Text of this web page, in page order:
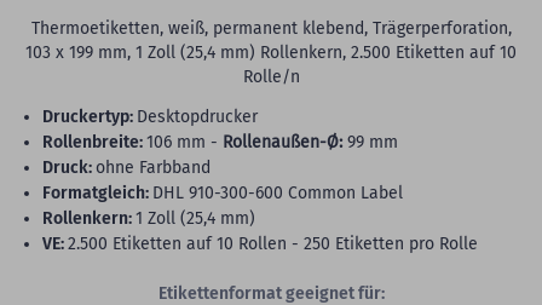
Thermoetiketten, weiß, permanent klebend, Trägerperforation,
103 x 199 mm, 1 Zoll (25,4 mm) Rollenkern, 2.500 Etiketten auf 10
Rolle/n
Druckertyp: Desktopdrucker
Rollenbreite:106 mm - Rollenaußen-Ø: 99 mm
Druck: ohne Farbband
Formatgleich: DHL 910-300-600 Common Label
Rollenkern:1 Zoll (25,4 mm)
VE:2.500 Etiketten auf 10 Rollen - 250 Etiketten pro Rolle
Etikettenformat geeignet für: